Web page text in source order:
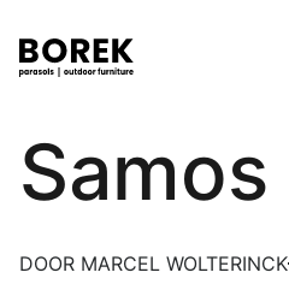
Producten
Collecties
Merken
Zoek
Borek
Samos
DOOR MARCEL WOLTERINCK